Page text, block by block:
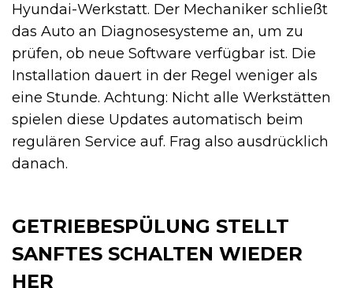
Hyundai-Werkstatt. Der Mechaniker schließt
das Auto an Diagnosesysteme an, um zu
prüfen, ob neue Software verfügbar ist. Die
Installation dauert in der Regel weniger als
eine Stunde. Achtung: Nicht alle Werkstätten
spielen diese Updates automatisch beim
regulären Service auf. Frag also ausdrücklich
danach.
GETRIEBESPÜLUNG STELLT
SANFTES SCHALTEN WIEDER
HER